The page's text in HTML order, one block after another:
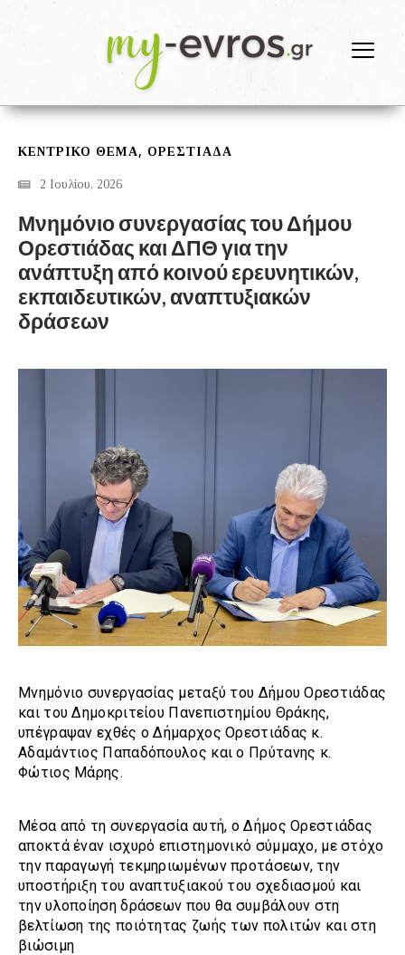
ΚΕΝΤΡΙΚΟ ΘΕΜΑ, ΟΡΕΣΤΙΆΔΑ
2 Ιουλίου, 2026
Μνημόνιο συνεργασίας του Δήμου
Ορεστιάδας και ΔΠΘ για την
ανάπτυξη από κοινού ερευνητικών,
εκπαιδευτικών, αναπτυξιακών
δράσεων
Μνημόνιο συνεργασίας μεταξύ του Δήμου Ορεστιάδας
και του Δημοκριτείου Πανεπιστημίου Θράκης,
υπέγραψαν εχθές ο Δήμαρχος Ορεστιάδας κ.
Αδαμάντιος Παπαδόπουλος και ο Πρύτανης κ.
Φώτιος Μάρης.
Μέσα από τη συνεργασία αυτή, ο Δήμος Ορεστιάδας
αποκτά έναν ισχυρό επιστημονικό σύμμαχο, με στόχο
την παραγωγή τεκμηριωμένων προτάσεων, την
υποστήριξη του αναπτυξιακού του σχεδιασμού και
την υλοποίηση δράσεων που θα συμβάλουν στη
βελτίωση της ποιότητας ζωής των πολιτών και στη
βιώσιμη